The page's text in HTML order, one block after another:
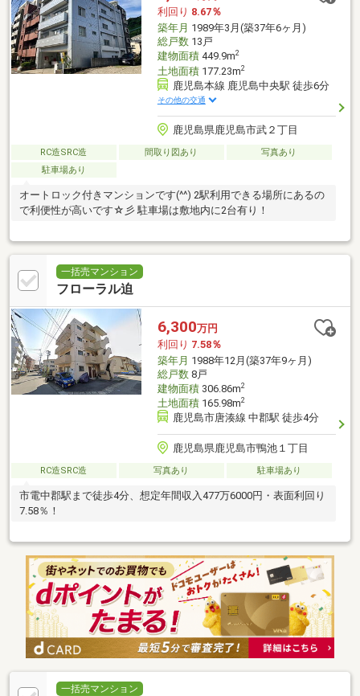
利回り 8.67％
築年月 1989年3月(築37年6ヶ月)
総戸数13戸
建物面積449.9m2
土地面積177.23m2
鹿児島本線 鹿児島中央駅 徒歩6分
その他の交通
鹿児島県鹿児島市武２丁目
RC造SRC造 間取り図あり
写真あり
駐車場あり
オートロック付きマンションです(^^) 2駅利用できる場所にあるの
で利便性が高いです☆彡 駐車場は敷地内に2台有り！
一括売マンション
フローラル迫
6,300万円
利回り 7.58％
築年月 1988年12月(築37年9ヶ月)
総戸数8戸
建物面積306.86m2
土地面積165.98m2
鹿児島市唐湊線 中郡駅 徒歩4分
鹿児島県鹿児島市鴨池１丁目
RC造SRC造 写真あり 駐車場あり
市電中郡駅まで徒歩4分、想定年間収入477万6000円・表面利回り
7.58％！
一括売マンション